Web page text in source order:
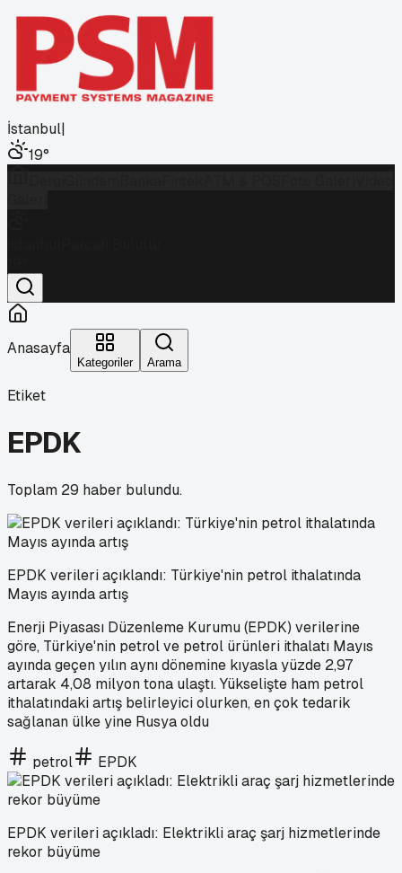
İstanbul|
19°
Anasayfa
Kategoriler Arama
Etiket
EPDK
Toplam 29 haber bulundu.
EPDK verileri açıklandı: Türkiye'nin petrol ithalatında
Mayıs ayında artış
Enerji Piyasası Düzenleme Kurumu (EPDK) verilerine
göre, Türkiye'nin petrol ve petrol ürünleri ithalatı Mayıs
ayında geçen yılın aynı dönemine kıyasla yüzde 2,97
artarak 4,08 milyon tona ulaştı. Yükselişte ham petrol
ithalatındaki artış belirleyici olurken, en çok tedarik
sağlanan ülke yine Rusya oldu
petrol EPDK
EPDK verileri açıkladı: Elektrikli araç şarj hizmetlerinde
rekor büyüme